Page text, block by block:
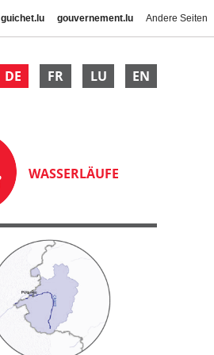
guichet.lu gouvernement.lu Andere Seiten
DE FR LU EN
WASSERLÄUFE